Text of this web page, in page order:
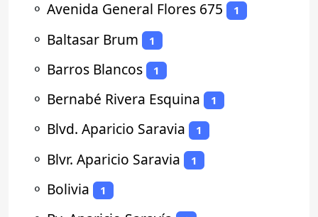
⚬ Avenida General Flores 675 1
⚬ Baltasar Brum 1
⚬ Barros Blancos 1
⚬ Bernabé Rivera Esquina 1
⚬ Blvd. Aparicio Saravia 1
⚬ Blvr. Aparicio Saravia 1
⚬ Bolivia 1